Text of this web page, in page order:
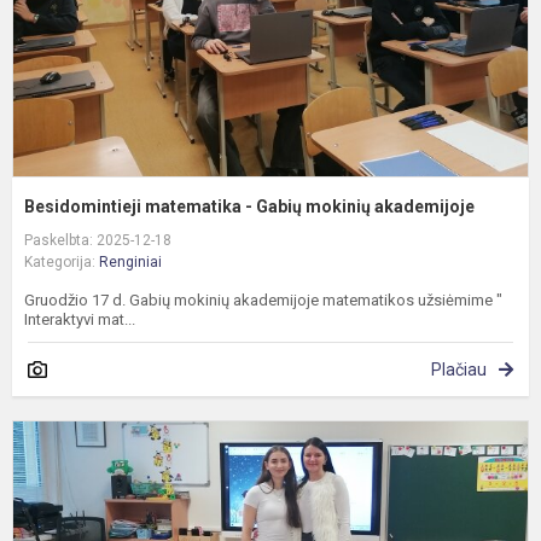
Besidomintieji matematika - Gabių mokinių akademijoje
Paskelbta: 2025-12-18
Kategorija: Renginiai
Gruodžio 17 d. Gabių mokinių akademijoje matematikos užsiėmime "
Interaktyvi mat...
Plačiau